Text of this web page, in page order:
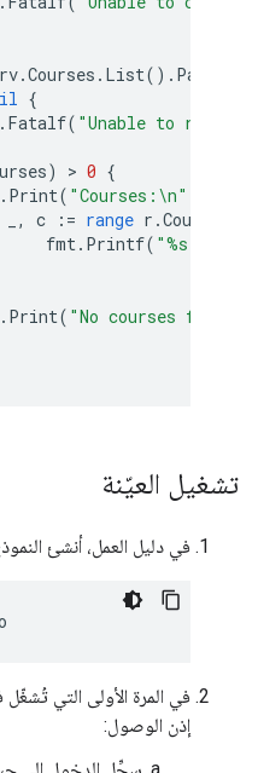
.Courses . List(). PageSize
{
. Fatalf( "Unable to
) > 0 {
. Print( "Courses:\n"
, c := range r .Courses
fmt. Printf( "%s
. Print( "No courses found."
تشغيل العيّنة
في دليل العمل، أنشئ
في المرة الأولى التي
إذن الوصول: